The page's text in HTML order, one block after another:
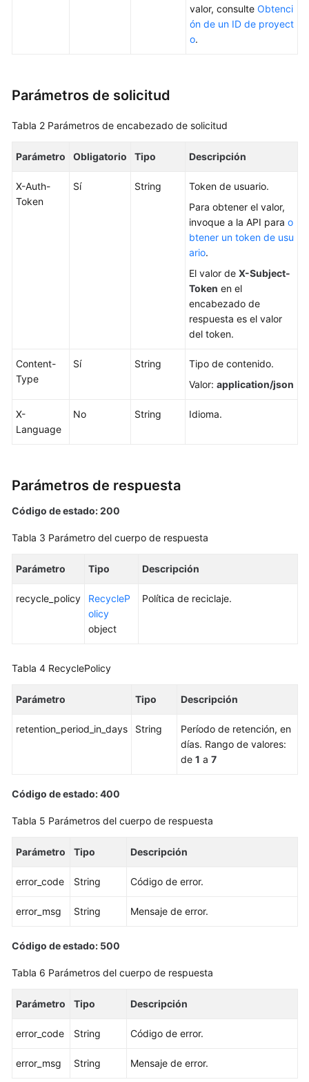
Las
(recomendadas)
Consultas
versión
datos
instancias
una
instancia
base
datos
Reinicio
base
una
instancia
BD
Creación
una
de
suscripción
valor, consulte Obtenci
ón de un ID de proyect
o.
Parámetros de solicitud
Tabla 2 Parámetros de encabezado de solicitud
Parámetro Obligatorio Tipo Descripción
X-Auth-
Token
Sí String
Token de usuario.
Para obtener el valor,
invoque a la API para o
btener un token de usu
ario.
El valor de X-Subject-
Token en el
encabezado de
respuesta es el valor
del token.
Content-
Type
Sí String
Tipo de contenido.
Valor: application/json
X-
Language
No String Idioma.
Parámetros de respuesta
Código de estado: 200
Tabla 3 Parámetro del cuerpo de respuesta
Parámetro Tipo Descripción
recycle_policy
RecycleP
olicy
object
Política de reciclaje.
Tabla 4 RecyclePolicy
Parámetro Tipo Descripción
retention_period_in_days String
Período de retención, en
días. Rango de valores:
de 1 a 7
Código de estado: 400
Tabla 5 Parámetros del cuerpo de respuesta
Parámetro Tipo Descripción
error_code String Código de error.
error_msg String Mensaje de error.
Código de estado: 500
Tabla 6 Parámetros del cuerpo de respuesta
Parámetro Tipo Descripción
error_code String Código de error.
error_msg String Mensaje de error.